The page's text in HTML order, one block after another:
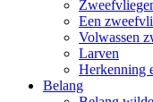
Een
Volwassen
Larven
Herkenning
Belang